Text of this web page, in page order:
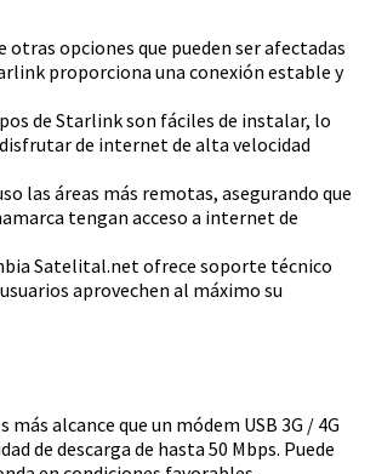
opciones que pueden ser afectadas
proporciona una conexión estable y
de Starlink son fáciles de instalar, lo
de internet de alta velocidad
las áreas más remotas, asegurando que
tengan acceso a internet de
Satelital.net ofrece soporte técnico
aprovechen al máximo su
alcance que un módem USB 3G / 4G
de descarga de hasta 50 Mbps. Puede